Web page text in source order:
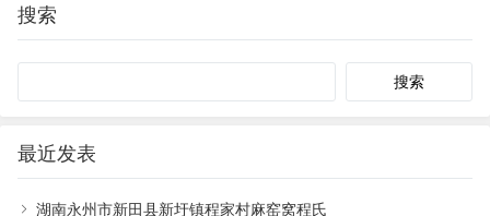
搜索
最近发表
湖南永州市新田县新圩镇程家村麻窑窝程氏